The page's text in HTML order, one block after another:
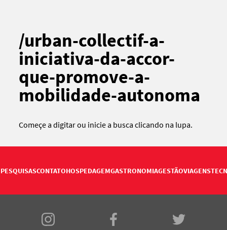
/urban-collectif-a-
iniciativa-da-accor-
que-promove-a-
mobilidade-autonoma
Começe a digitar ou inicie a busca clicando na lupa.
PESQUISASCONTATOHOSPEDAGEMGASTRONOMIAGESTÃOVIAGENS